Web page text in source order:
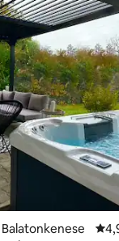
z 5, počet